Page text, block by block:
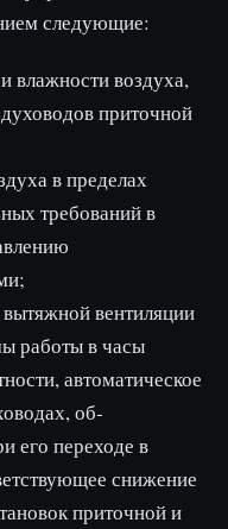
следу­ющие:
влажности воздуха,
приточной
в пределах
требований в
вентиляции
работы в часы
автоматическое
об­
его переходе в
снижение
приточной и